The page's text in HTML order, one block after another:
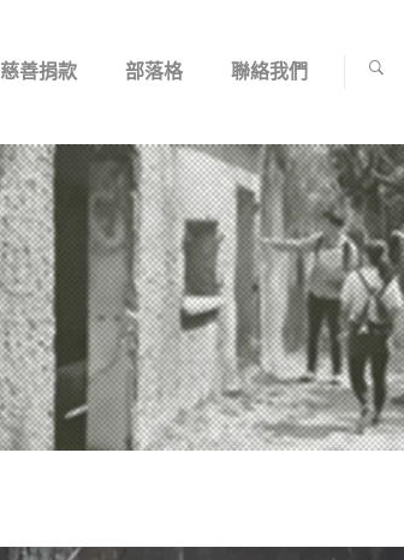
慈善捐款 部落格 聯絡我們